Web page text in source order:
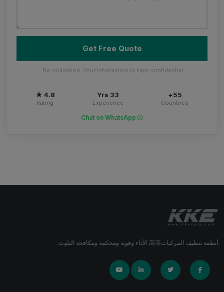
Get Free Quote
No obligation. Your information is kept confidential.
55+
Countries
33 Yrs
Experience
4.8 ★
Rating
أنظمة تنظيف المركبات高等 الأداء وقوية ومحكمة ومكافحة التلوث.